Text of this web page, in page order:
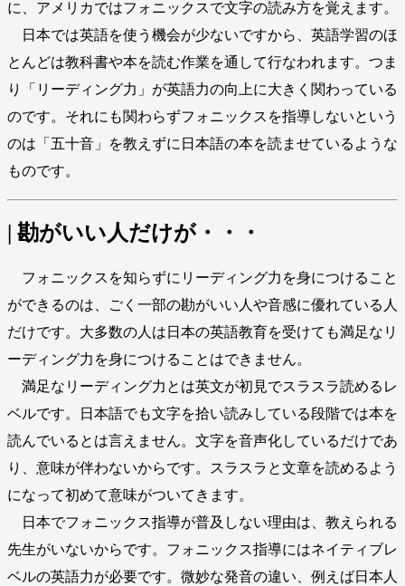
に、アメリカではフォニックスで文字の読み方を覚えます。
日本では英語を使う機会が少ないですから、英語学習のほ
とんどは教科書や本を読む作業を通して行なわれます。つま
り「リーディング力」が英語力の向上に大きく関わっている
のです。それにも関わらずフォニックスを指導しないという
のは「五十音」を教えずに日本語の本を読ませているような
ものです。
| 勘がいい人だけが・・・
フォニックスを知らずにリーディング力を身につけること
ができるのは、ごく一部の勘がいい人や音感に優れている人
だけです。大多数の人は日本の英語教育を受けても満足なリ
ーディング力を身につけることはできません。
満足なリーディング力とは英文が初見でスラスラ読めるレ
ベルです。日本語でも文字を拾い読みしている段階では本を
読んでいるとは言えません。文字を音声化しているだけであ
り、意味が伴わないからです。スラスラと文章を読めるよう
になって初めて意味がついてきます。
日本でフォニックス指導が普及しない理由は、教えられる
先生がいないからです。フォニックス指導にはネイティブレ
ベルの英語力が必要です。微妙な発音の違い、例えば日本人